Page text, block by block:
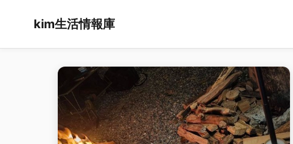
kim生活情報庫